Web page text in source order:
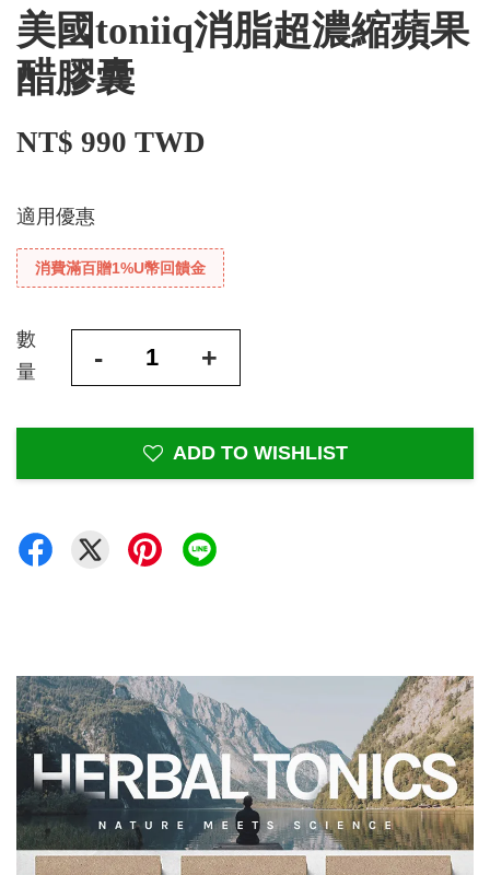
美國toniiq消脂超濃縮蘋果
醋膠囊
NT$ 990 TWD
適用優惠
消費滿百贈1%U幣回饋金
數
量
- +
ADD TO WISHLIST